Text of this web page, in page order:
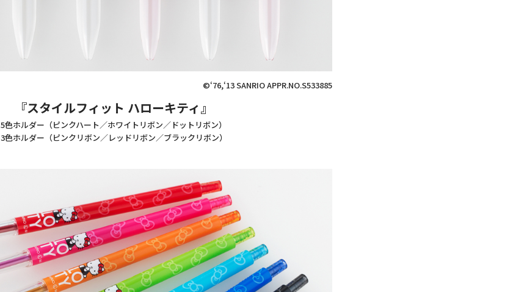
©‘76,‘13 SANRIO APPR.NO.S533885
『スタイルフィット ハローキティ』
5色ホルダー（ピンクハート／ホワイトリボン／ドットリボン）
3色ホルダー（ピンクリボン／レッドリボン／ブラックリボン）